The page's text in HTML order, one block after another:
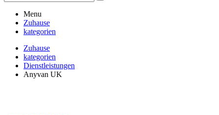
Menu
Zuhause
kategorien
Zuhause
kategorien
Dienstleistungen
Anyvan UK